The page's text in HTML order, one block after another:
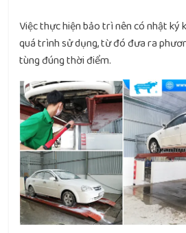
Việc thực hiện bảo trì nên có nhật
quá trình sử dụng, từ đó đưa ra
tùng đúng thời điểm.